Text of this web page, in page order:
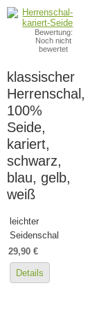
Bewertung:
Noch nicht
bewertet
klassischer
Herrenschal,
100%
Seide,
kariert,
schwarz,
blau, gelb,
weiß
leichter
Seidenschal
29,90 €
Details